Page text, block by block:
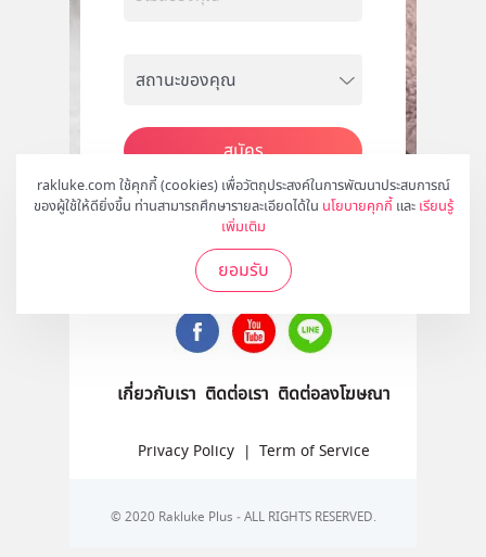
rakluke.com ใช้คุกกี้ (cookies) เพื่อวัตถุประสงค์ในการพัฒนาประสบการณ์
ของผู้ใช้ให้ดียิ่งขึ้น ท่านสามารถศึกษารายละเอียดได้ใน นโยบายคุกกี้ และ เรียนรู้
เพิ่มเติม
ยอมรับ
สมัคร
ติดตามเราได้ที่
เกี่ยวกับเรา ติดต่อเรา ติดต่อลงโฆษณา
Privacy Policy | Term of Service
© 2020 Rakluke Plus - ALL RIGHTS RESERVED.